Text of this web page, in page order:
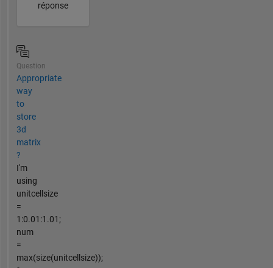
réponse
Question
Appropriate
way
to
store
3d
matrix
?
I'm
using
unitcellsize
=
1:0.01:1.01;
num
=
max(size(unitcellsize));